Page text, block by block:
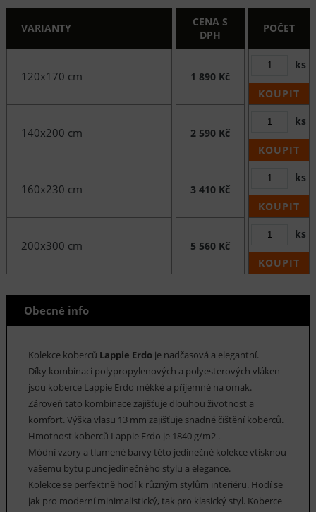
VARIANTY
CENA S
DPH
POČET
120x170 cm 1 890 Kč
ks
KOUPIT
140x200 cm 2 590 Kč
ks
KOUPIT
160x230 cm 3 410 Kč
ks
KOUPIT
200x300 cm 5 560 Kč
ks
KOUPIT
Obecné info
Kolekce koberců Lappie Erdoje nadčasová a elegantní.
Díky kombinaci polypropylenových a polyesterových vláken
jsou koberce Lappie Erdo měkké a příjemné na omak.
Zároveň tato kombinace zajišťuje dlouhou životnost a
komfort. Výška vlasu 13 mm zajišťuje snadné čištění koberců.
Hmotnost koberců Lappie Erdo je 1840 g/m2 .
Módní vzory a tlumené barvy této jedinečné kolekce vtisknou
vašemu bytu punc jedinečného stylu a elegance.
Kolekce se perfektně hodí k různým stylům interiéru. Hodí se
jak pro moderní minimalistický, tak pro klasický styl. Koberce